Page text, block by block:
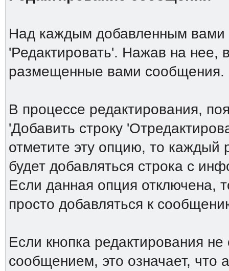
Над каждым добавленным вами
'Редактировать'. Нажав на нее,
размещенные вами сообщения.
В процессе редактирования,
'Добавить строку
отметите эту опцию, то каждый
будет добавляться строка с
Если данная опция отключена,
просто добавляться к
Если кнопка редактирования
сообщением, это означает, что